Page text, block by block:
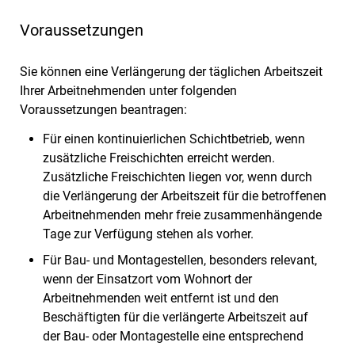
Voraussetzungen
Sie können eine Verlängerung der täglichen Arbeitszeit
Ihrer Arbeitnehmenden unter folgenden
Voraussetzungen beantragen:
Für einen kontinuierlichen Schichtbetrieb, wenn
zusätzliche Freischichten erreicht werden.
Zusätzliche Freischichten liegen vor, wenn durch
die Verlängerung der Arbeitszeit für die betroffenen
Arbeitnehmenden mehr freie zusammenhängende
Tage zur Verfügung stehen als vorher.
Für Bau- und Montagestellen, besonders relevant,
wenn der Einsatzort vom Wohnort der
Arbeitnehmenden weit entfernt ist und den
Beschäftigten für die verlängerte Arbeitszeit auf
der Bau- oder Montagestelle eine entsprechend